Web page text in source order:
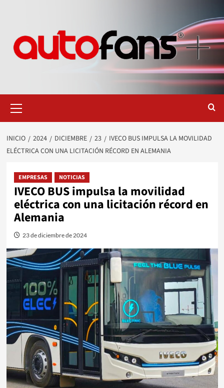
primario
INICIO 2024 DICIEMBRE 23
IVECO BUS IMPULSA LA MOVILIDAD
ELÉCTRICA CON UNA LICITACIÓN RÉCORD EN ALEMANIA
EMPRESAS NOTICIAS
IVECO BUS impulsa la movilidad
eléctrica con una licitación récord en
Alemania
23 de diciembre de 2024